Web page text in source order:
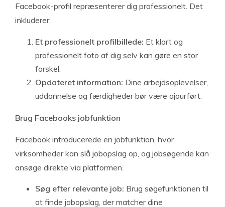
Facebook-profil repræsenterer dig professionelt. Det
inkluderer:
Et professionelt profilbillede: Et klart og
professionelt foto af dig selv kan gøre en stor
forskel.
Opdateret information: Dine arbejdsoplevelser,
uddannelse og færdigheder bør være ajourført.
Brug Facebooks jobfunktion
Facebook introducerede en jobfunktion, hvor
virksomheder kan slå jobopslag op, og jobsøgende kan
ansøge direkte via platformen.
Søg efter relevante job: Brug søgefunktionen til
at finde jobopslag, der matcher dine